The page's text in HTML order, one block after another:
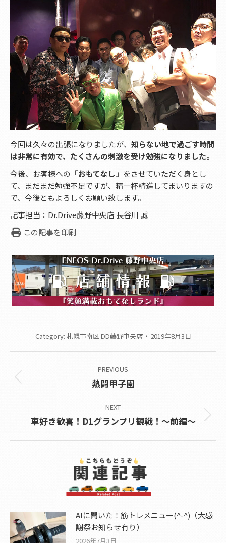
今回は久々の出張になりましたが、 知らない地で過ごす時間
は非常に有効で、たくさんの刺激を受け勉強になりました。
今後、お客様への 「おもてなし」 をさせていただく身とし
て、まだまだ勉強不足ですが、精一杯精進してまいりますの
で、今後ともよろしくお願い致します。
記事担当：Dr.Drive藤野中央店 長谷川 誠
この記事を印刷
Category: 札幌市南区 DD藤野中央店 2019年8月3日
navigation
PREVIOUS
Previous
熱闘甲子園
NEXT
Next
車好き歓喜！D1グランプリ観戦！～前編～
AIに聞いた！筋トレメニュー(^-^)（大感
謝祭お知らせ有り）
2026年7月3日